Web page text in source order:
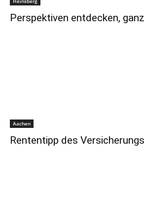
Perspektiven entdecken,
Aachen
Rententipp des